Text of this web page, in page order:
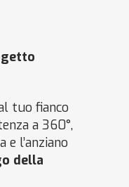
tuo fianco
a 360°,
l’anziano
della